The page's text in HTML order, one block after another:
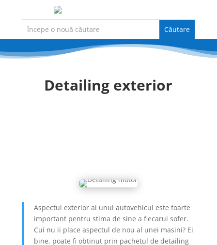
Detailing exterior
Aspectul exterior al unui autovehicul este foarte
important pentru stima de sine a fiecarui sofer.
Cui nu ii place aspectul de nou al unei masini? Ei
bine, poate fi obtinut prin pachetul de detailing